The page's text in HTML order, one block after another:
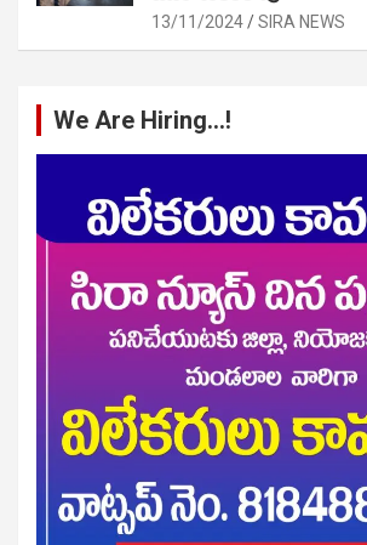
13/11/2024 SIRA NEWS
We Are Hiring…!